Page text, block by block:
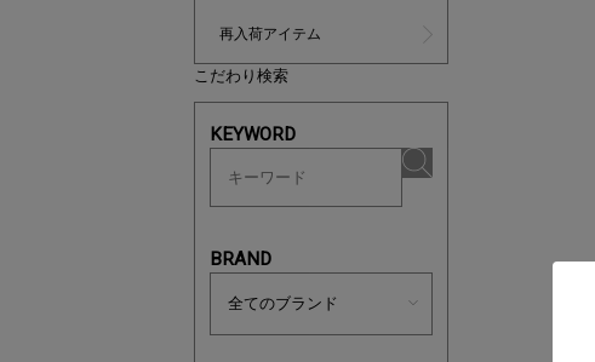
再入荷アイテム
こだわり検索
KEYWORD
BRAND